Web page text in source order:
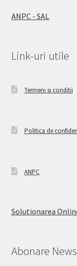
ANPC - SAL
Link-uri utile
Termeni si conditii
Politica de
ANPC
Solutionarea
Abonare